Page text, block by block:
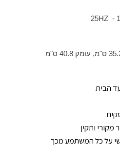
HZ
25
הבית
ותקין
על כל המשתמע מכך